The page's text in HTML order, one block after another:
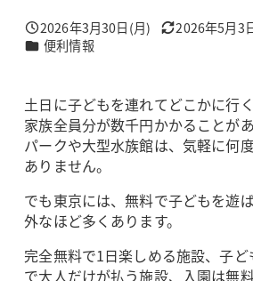
投稿日
2026年3月30日(月) 更新日
2026年5月3
カテゴリー
便利情報
土日に子どもを連れてどこかに行
家族全員分が数千円かかることが
パークや大型水族館は、気軽に何
ありません。
でも東京には、無料で子どもを遊
外なほど多くあります。
完全無料で1日楽しめる施設、子
で大人だけが払う施設、入園は無